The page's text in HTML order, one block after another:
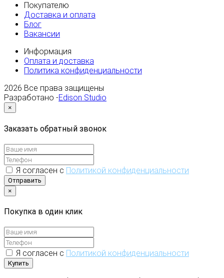
Покупателю
Доставка и оплата
Блог
Вакансии
Информация
Оплата и доставка
Политика конфиденциальности
2026 Все права защищены
Разработано -Edison Studio
×
Заказать обратный звонок
Я согласен с Политикой конфиденциальности
Отправить
×
Покупка в один клик
Я согласен с Политикой конфиденциальности
Купить